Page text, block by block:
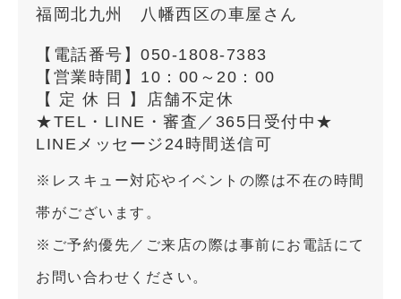
福岡北九州 八幡西区の車屋さん
【電話番号】050-1808-7383
【営業時間】10：00～20：00
【 定 休 日 】店舗不定休
★TEL・LINE・審査／365日受付中★
LINEメッセージ24時間送信可
※レスキュー対応やイベントの際は不在の時間
帯がございます。
※ご予約優先／ご来店の際は事前にお電話にて
お問い合わせください。